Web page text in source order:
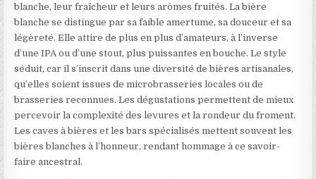
blanche, leur fraîcheur et leurs arômes fruités. La bière
blanche se distingue par sa faible amertume, sa douceur et sa
légèreté. Elle attire de plus en plus d’amateurs, à l’inverse
d’une IPA ou d’une stout, plus puissantes en bouche. Le style
séduit, car il s’inscrit dans une diversité de bières artisanales,
qu’elles soient issues de microbrasseries locales ou de
brasseries reconnues. Les dégustations permettent de mieux
percevoir la complexité des levures et la rondeur du froment.
Les caves à bières et les bars spécialisés mettent souvent les
bières blanches à l’honneur, rendant hommage à ce savoir-
faire ancestral.